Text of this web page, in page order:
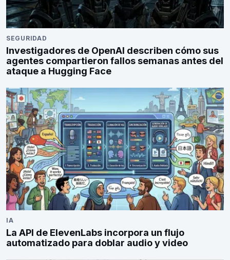
SEGURIDAD
Investigadores de OpenAI describen cómo sus
agentes compartieron fallos semanas antes del
ataque a Hugging Face
IA
La API de ElevenLabs incorpora un flujo
automatizado para doblar audio y video